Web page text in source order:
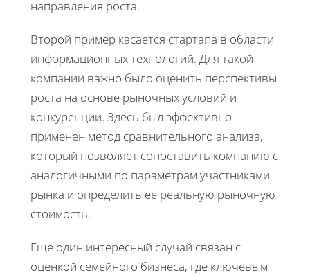
направления роста.
Второй пример касается стартапа в области
информационных технологий. Для такой
компании важно было оценить перспективы
роста на основе рыночных условий и
конкуренции. Здесь был эффективно
применен метод сравнительного анализа,
который позволяет сопоставить компанию с
аналогичными по параметрам участниками
рынка и определить ее реальную рыночную
стоимость.
Еще один интересный случай связан с
оценкой семейного бизнеса, где ключевым